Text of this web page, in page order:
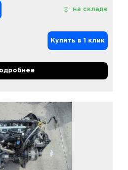
на складе
Купить в 1 клик